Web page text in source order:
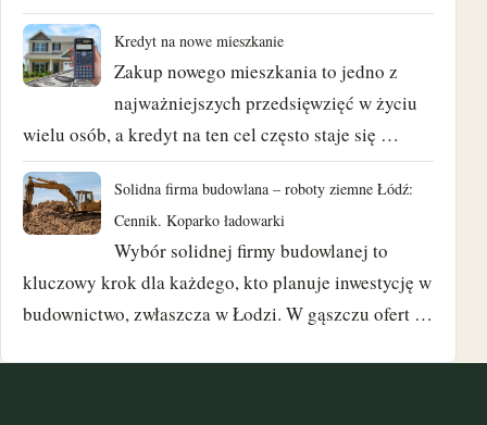
listopad 2017
październik 2017
sierpień 2017
czerwiec 2017
maj 2017
Kredyt na nowe mieszkanie
Zakup nowego mieszkania to jedno z
najważniejszych przedsięwzięć w życiu
wielu osób, a kredyt na ten cel często staje się …
Solidna firma budowlana – roboty ziemne Łódź:
Cennik. Koparko ładowarki
Wybór solidnej firmy budowlanej to
kluczowy krok dla każdego, kto planuje inwestycję w
budownictwo, zwłaszcza w Łodzi. W gąszczu ofert …